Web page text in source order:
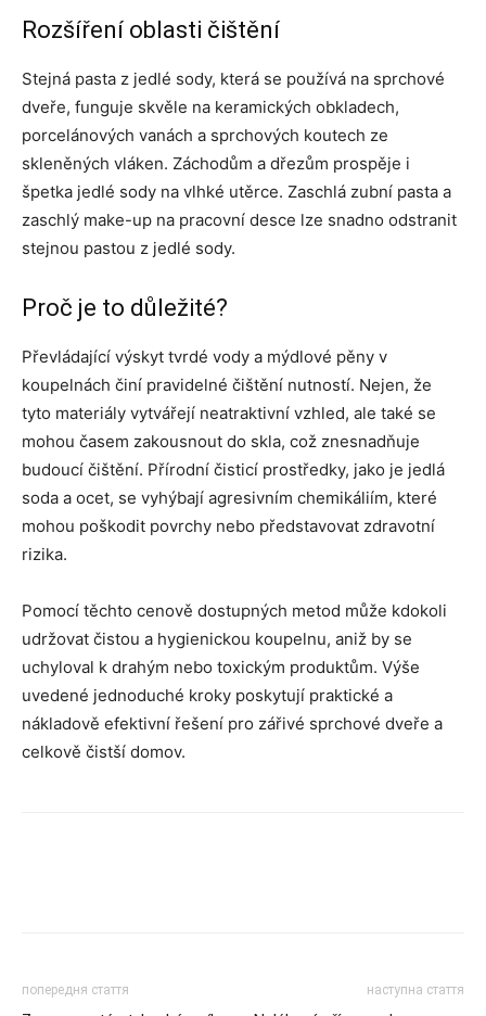
Rozšíření oblasti čištění
Stejná pasta z jedlé sody, která se používá na sprchové
dveře, funguje skvěle na keramických obkladech,
porcelánových vanách a sprchových koutech ze
skleněných vláken. Záchodům a dřezům prospěje i
špetka jedlé sody na vlhké utěrce. Zaschlá zubní pasta a
zaschlý make-up na pracovní desce lze snadno odstranit
stejnou pastou z jedlé sody.
Proč je to důležité?
Převládající výskyt tvrdé vody a mýdlové pěny v
koupelnách činí pravidelné čištění nutností. Nejen, že
tyto materiály vytvářejí neatraktivní vzhled, ale také se
mohou časem zakousnout do skla, což znesnadňuje
budoucí čištění. Přírodní čisticí prostředky, jako je jedlá
soda a ocet, se vyhýbají agresivním chemikáliím, které
mohou poškodit povrchy nebo představovat zdravotní
rizika.
Pomocí těchto cenově dostupných metod může kdokoli
udržovat čistou a hygienickou koupelnu, aniž by se
uchyloval k drahým nebo toxickým produktům. Výše
uvedené jednoduché kroky poskytují praktické a
nákladově efektivní řešení pro zářivé sprchové dveře a
celkově čistší domov.
попередня стаття наступна стаття